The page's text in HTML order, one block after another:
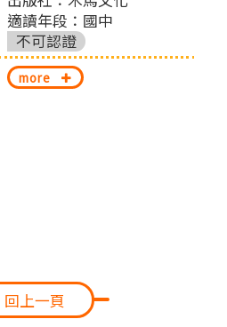
適讀年段：國中
不可認證
more
回上一頁